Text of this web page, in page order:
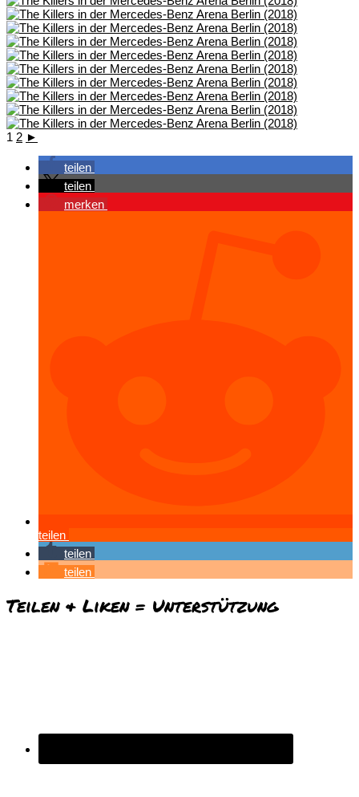
1 2 ►
teilen
teilen
merken
teilen
teilen
teilen
Teilen & Liken = Unterstützung